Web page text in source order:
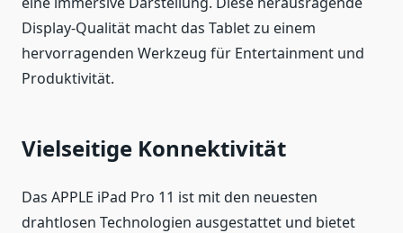
Display-Qualität macht das Tablet zu einem
hervorragenden Werkzeug für Entertainment und
Produktivität.
Vielseitige Konnektivität
Das APPLE iPad Pro 11 ist mit den neuesten
drahtlosen Technologien ausgestattet und bietet